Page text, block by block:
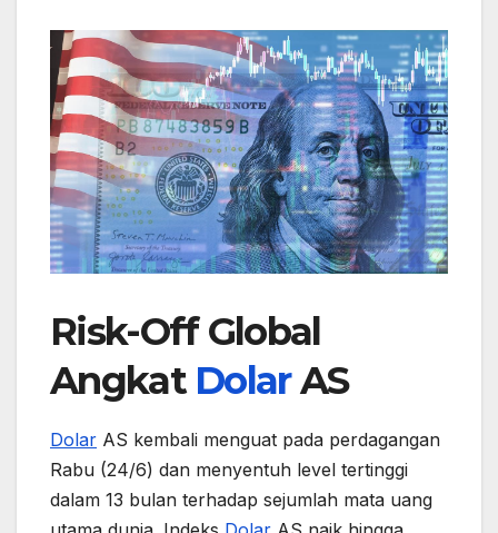
Risk-Off Global
Angkat DolarAS
Dolar AS kembali menguat pada perdagangan
Rabu (24/6) dan menyentuh level tertinggi
dalam 13 bulan terhadap sejumlah mata uang